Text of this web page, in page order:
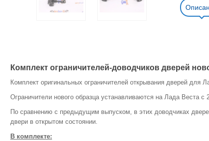
Комплект ограничителей-доводчиков дверей
Комплект оригинальных ограничителей открывания дверей для
Ограничители нового образца устанавливаются на Лада Веста с
По сравнению с предыдущим выпуском, в этих доводчиках
двери в открытом состоянии.
В комплекте: